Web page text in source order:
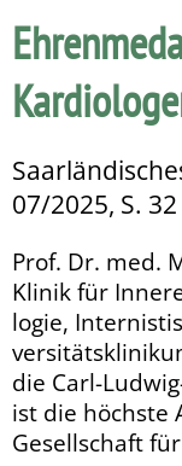
07/2025, S. 32
Prof. Dr. med.
Klinik für
logie,
die Carl-
ist die höchste
Gesellschaft